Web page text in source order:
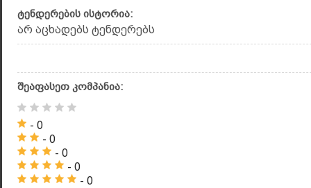
ტენდერების ისტორია:
არ აცხადებს ტენდერებს
შეაფასეთ კომპანია:
- 0
- 0
- 0
- 0
- 0